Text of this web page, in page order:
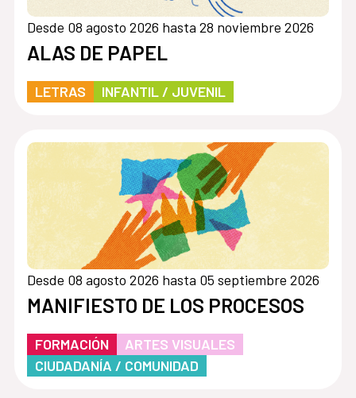
Desde 08 agosto 2026 hasta 28 noviembre 2026
ALAS DE PAPEL
LETRAS INFANTIL / JUVENIL
Desde 08 agosto 2026 hasta 05 septiembre 2026
MANIFIESTO DE LOS PROCESOS
FORMACIÓN
ARTES VISUALES
CIUDADANÍA / COMUNIDAD